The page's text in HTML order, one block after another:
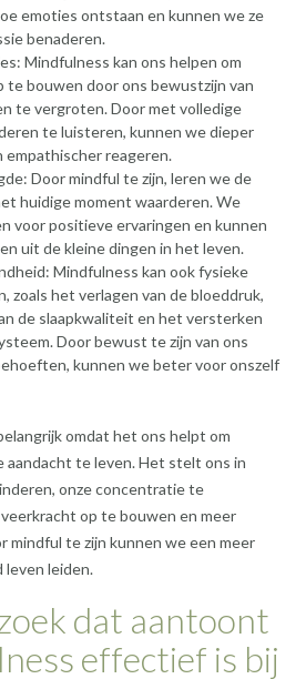
emoties ontstaan en kunnen we ze
benaderen.
Mindfulness kan ons helpen om
te bouwen door ons bewustzijn van
te vergroten. Door met volledige
te luisteren, kunnen we dieper
empathischer reageren.
Door mindful te zijn, leren we de
huidige moment waarderen. We
voor positieve ervaringen en kunnen
uit de kleine dingen in het leven.
Mindfulness kan ook fysieke
zoals het verlagen van de bloeddruk,
de slaapkwaliteit en het versterken
Door bewust te zijn van ons
kunnen we beter voor onszelf
omdat het ons helpt om
aandacht te leven. Het stelt ons in
onze concentratie te
op te bouwen en meer
mindful te zijn kunnen we een meer
leven leiden.
dat aantoont
effectief is bij